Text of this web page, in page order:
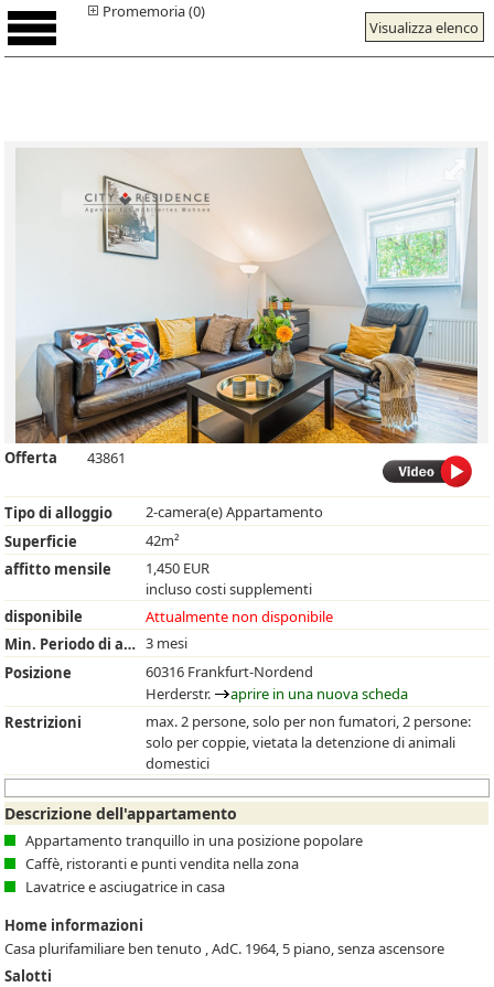
Visualizza elenco
Promemoria (0)
Offerta 43861
Tipo di alloggio
2-camera(e) Appartamento
Superficie
42m²
affitto mensile
1,450 EUR
incluso costi supplementi
disponibile
Attualmente non disponibile
Min. Periodo di affitto 3 mesi
Posizione
60316 Frankfurt-Nordend
Herderstr.
aprire in una nuova scheda
Restrizioni
max. 2 persone, solo per non fumatori, 2 persone:
solo per coppie, vietata la detenzione di animali
domestici
Descrizione dell'appartamento
Appartamento tranquillo in una posizione popolare
Caffè, ristoranti e punti vendita nella zona
Lavatrice e asciugatrice in casa
Home informazioni
Casa plurifamiliare ben tenuto , AdC. 1964, 5 piano, senza ascensore
Salotti